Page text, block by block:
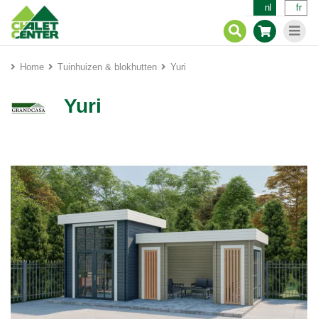
nl fr
Home Tuinhuizen & blokhutten Yuri
Yuri